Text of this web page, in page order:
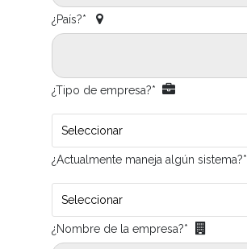
¿País?*
¿Tipo de empresa?*
Seleccionar
¿Actualmente maneja algún sistema?*
Seleccionar
¿Nombre de la empresa?*